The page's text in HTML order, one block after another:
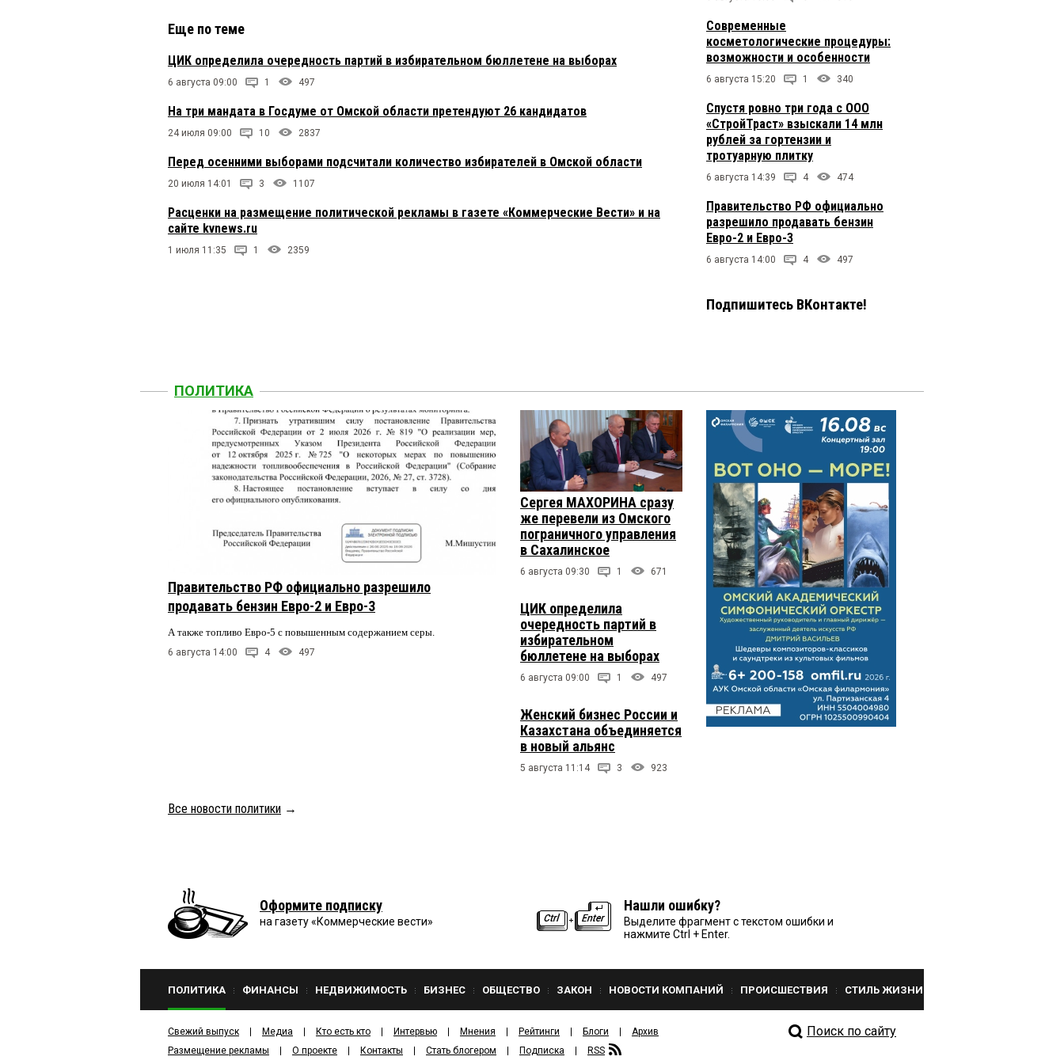
Еще по теме
ЦИК определила очередность партий в избирательном бюллетене на выборах
6 августа 09:00 1 497
На три мандата в Госдуме от Омской области претендуют 26 кандидатов
24 июля 09:00 10 2837
Перед осенними выборами подсчитали количество избирателей в Омской области
20 июля 14:01 3 1107
Расценки на размещение политической рекламы в газете «Коммерческие Вести» и на
сайте kvnews.ru
1 июля 11:35 1 2359
Современные
косметологические процедуры:
возможности и особенности
6 августа 15:20 1 340
Спустя ровно три года с ООО
«СтройТраст» взыскали 14 млн
рублей за гортензии и
тротуарную плитку
6 августа 14:39 4 474
Правительство РФ официально
разрешило продавать бензин
Евро-2 и Евро-3
6 августа 14:00 4 497
Подпишитесь ВКонтакте!
ПОЛИТИКА
Правительство РФ официально разрешило
продавать бензин Евро-2 и Евро-3
А также топливо Евро-5 с повышенным содержанием серы.
6 августа 14:00 4 497
Сергея МАХОРИНА сразу
же перевели из Омского
пограничного управления
в Сахалинское
6 августа 09:30 1 671
ЦИК определила
очередность партий в
избирательном
бюллетене на выборах
6 августа 09:00 1 497
Женский бизнес России и
Казахстана объединяется
в новый альянс
5 августа 11:14 3 923
Все новости политики →
Оформите подписку
на газету «Коммерческие вести»
Нашли ошибку?
Выделите фрагмент с текстом ошибки и
нажмите Ctrl + Enter.
ПОЛИТИКА ФИНАНСЫ НЕДВИЖИМОСТЬ БИЗНЕС ОБЩЕСТВО ЗАКОН НОВОСТИ КОМПАНИЙ ПРОИСШЕСТВИЯ СТИЛЬ ЖИЗНИ
Свежий выпуск Медиа Кто есть кто Интервью Мнения Рейтинги Блоги
Архив
Размещение рекламы
О проекте Контакты Стать блогером Подписка RSS
Поиск по сайту